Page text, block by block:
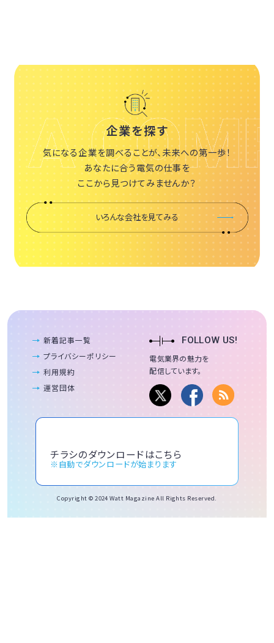
企業を探す
気になる企業を調べることが、未来への第一歩！
あなたに合う電気の仕事を
ここから見つけてみませんか？
いろんな会社を見てみる
新着記事一覧
プライバシーポリシー
利用規約
運営団体
FOLLOW US!
電気業界の魅力を
配信しています。
チラシのダウンロードはこちら
※自動でダウンロードが始まります
Copyright © 2024 Watt Magazine All Rights Reserved.